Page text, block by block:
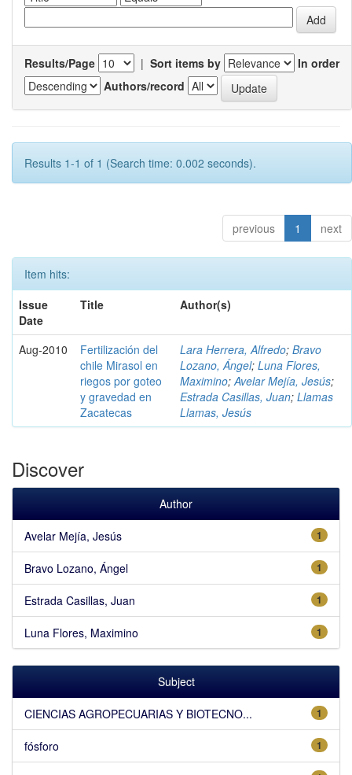
Results/Page | Sort items by
In order
Authors/record
Results 1-1 of 1 (Search time: 0.002 seconds).
previous 1 next
Item hits:
Issue
Date
Title Author(s)
Aug-2010
Fertilización del
chile Mirasol en
riegos por goteo
y gravedad en
Zacatecas
Lara Herrera, Alfredo; Bravo
Lozano, Ángel; Luna Flores,
Maximino; Avelar Mejía, Jesús;
Estrada Casillas, Juan; Llamas
Llamas, Jesús
Discover
Author
1
Avelar Mejía, Jesús
1
Bravo Lozano, Ángel
1
Estrada Casillas, Juan
1
Luna Flores, Maximino
Subject
1
CIENCIAS AGROPECUARIAS Y BIOTECNO...
1
fósforo